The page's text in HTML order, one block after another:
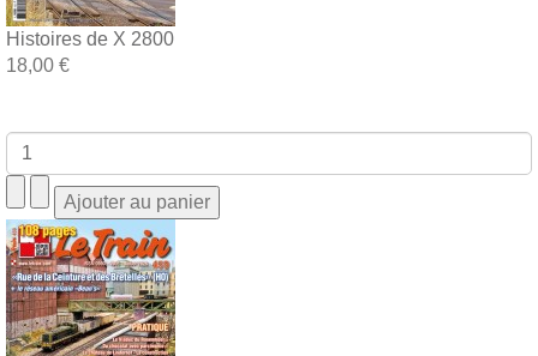
Histoires de X 2800
18,00 €